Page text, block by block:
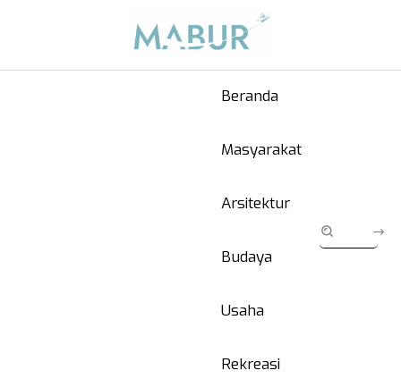
Beranda
Masyarakat
Arsitektur
Budaya
Usaha
Rekreasi